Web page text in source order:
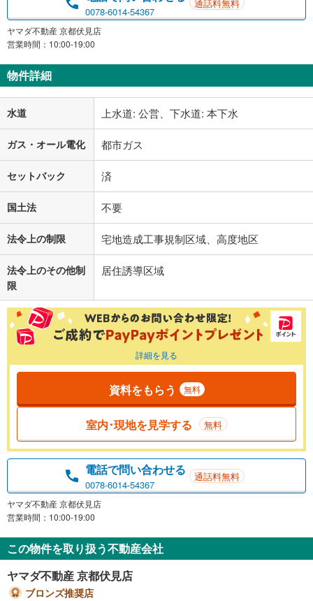
0078-6014-54367
通話料無料
ヤマダ不動産 京都伏見店
営業時間：10:00-19:00
物件詳細
水道 上水道: 公営、下水道: 本下水
ガス・オール電化 都市ガス
セットバック 済
国土法 不要
法令上の制限 宅地造成工事規制区域、高度地区
法令上のその他制
限
居住誘導区域
詳細を見る
資料をもらう 無料
室内･現地を見学する 無料
電話で問い合わせる
0078-6014-54367
通話料無料
ヤマダ不動産 京都伏見店
営業時間：10:00-19:00
この物件を取り扱う不動産会社
ヤマダ不動産 京都伏見店
ブロンズ推奨店